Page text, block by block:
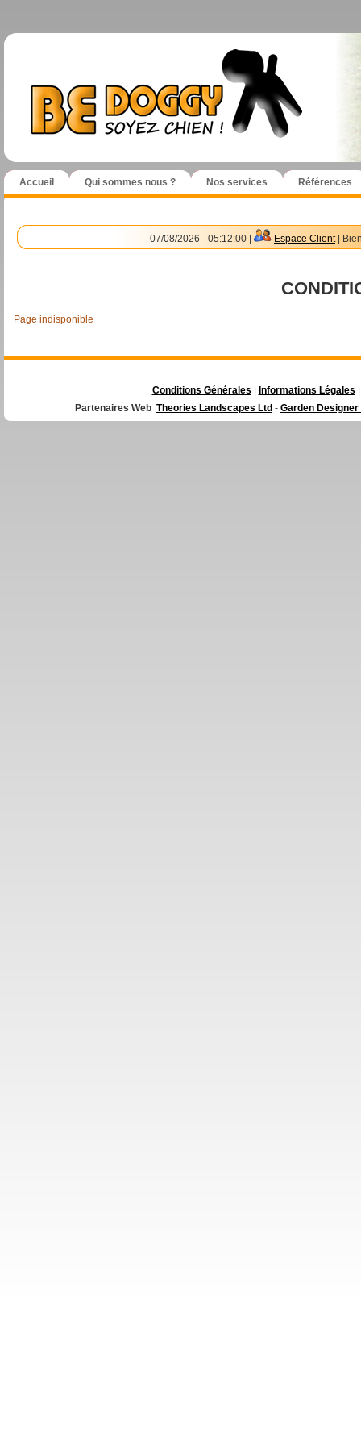
Accueil Qui sommes nous ? Nos services Références
07/08/2026 - 05:12:00 | Espace Client|
Page indisponible
Conditions Générales Informations Légales
Partenaires Web Theories Landscapes Ltd - Garden Designer